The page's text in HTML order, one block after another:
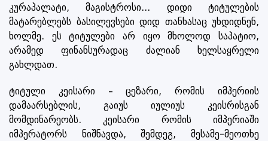
კურაპალატი, მაგისტროსი... დიდი ტიტულების
მატარებლებს ბასილევსები დიდ თანხასაც უხდიდნენ,
ხოლმე. ეს ტიტულები არ იყო მხოლოდ საპატიო,
არამედ ფინანსურადაც ძალიან ხელსაყრელი
გახლდათ.
ტიტული კეისარი – ცეზარი, რომის იმპერიის
დამაარსებლის, გაიუს იულიუს კეისრისგან
მომდინარეობს. კეისარი რომის იმპერიაში
იმპერატორს ნიშნავდა, შემდეგ, მესამე-მეოთხე